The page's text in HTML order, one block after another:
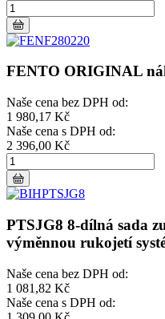
FENTO ORIGINAL
Naše cena bez DPH od:
1 980,17 Kč
Naše cena s DPH od:
2 396,00 Kč
PTSJG8 8-dílná sada
výměnnou rukojetí
Naše cena bez DPH od:
1 081,82 Kč
Naše cena s DPH od: